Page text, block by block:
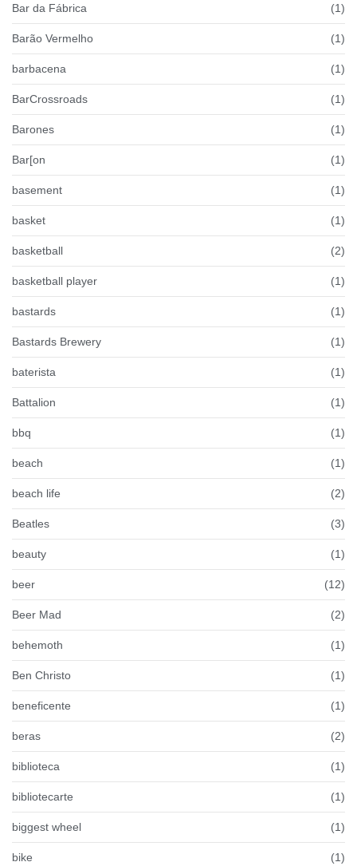
Bar da Fábrica (1)
Barão Vermelho (1)
barbacena (1)
BarCrossroads (1)
Barones (1)
Bar[on (1)
basement (1)
basket (1)
basketball (2)
basketball player (1)
bastards (1)
Bastards Brewery (1)
baterista (1)
Battalion (1)
bbq (1)
beach (1)
beach life (2)
Beatles (3)
beauty (1)
beer (12)
Beer Mad (2)
behemoth (1)
Ben Christo (1)
beneficente (1)
beras (2)
biblioteca (1)
bibliotecarte (1)
biggest wheel (1)
bike (1)